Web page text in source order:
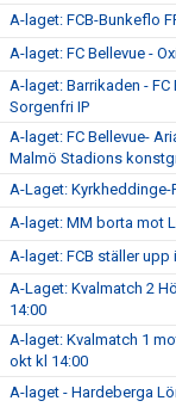
A-laget: FCB-Bunkeflo
A-laget: FC Bellevue -
A-laget: Barrikaden -
Sorgenfri IP
A-laget: FC Bellevue-
Malmö Stadions
A-Laget: Kyrkheddinge-
A-laget: MM borta mot
A-laget: FCB ställer
A-Laget: Kvalmatch 2
14:00
A-laget: Kvalmatch 1
okt kl 14:00
A-laget - Hardeberga